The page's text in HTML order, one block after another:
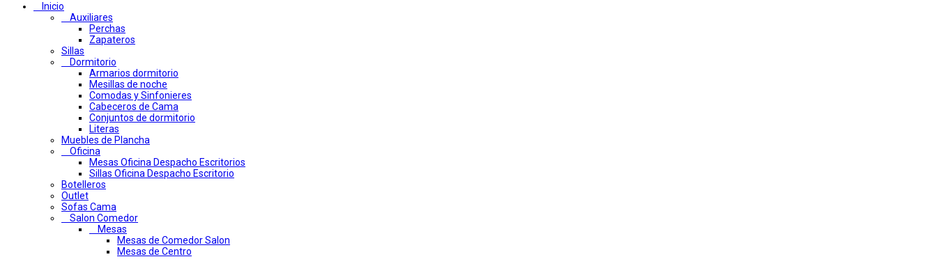
Inicio
Auxiliares
Perchas
Zapateros
Sillas
Dormitorio
Armarios dormitorio
Mesillas de noche
Comodas y Sinfonieres
Cabeceros de Cama
Conjuntos de dormitorio
Literas
Muebles de Plancha
Oficina
Mesas Oficina Despacho Escritorios
Sillas Oficina Despacho Escritorio
Botelleros
Outlet
Sofas Cama
Salon Comedor
Mesas
Mesas de Comedor Salon
Mesas de Centro